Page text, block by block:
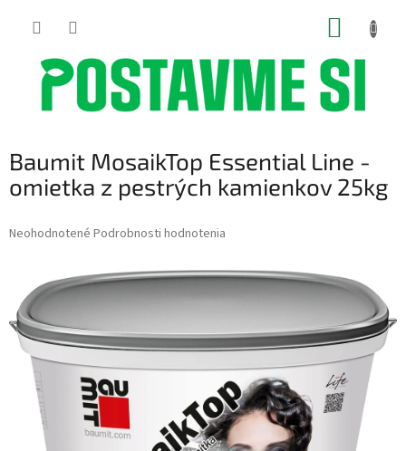
Baumit MosaikTop Essential Line -
omietka z pestrých kamienkov 25kg
Priemerné
0,0
z
hviezdičiek.
Neohodnotené Podrobnosti hodnotenia